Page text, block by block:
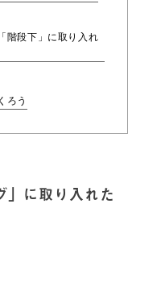
階段下」に取り入れ
ろう
」に取り入れた